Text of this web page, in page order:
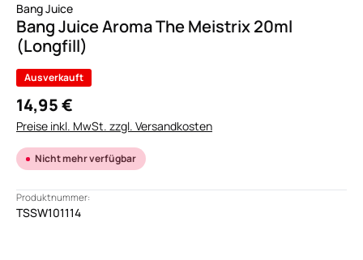
Bang Juice
Bang Juice Aroma The Meistrix 20ml
(Longfill)
Ausverkauft
14,95 €
Preise inkl. MwSt. zzgl. Versandkosten
Nicht mehr verfügbar
Produktnummer:
TSSW101114